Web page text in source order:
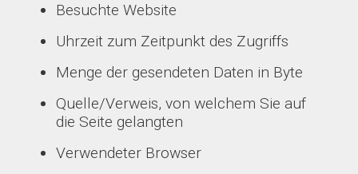
Besuchte Website
Uhrzeit zum Zeitpunkt des Zugriffs
Menge der gesendeten Daten in Byte
Quelle/Verweis, von welchem Sie auf
die Seite gelangten
Verwendeter Browser